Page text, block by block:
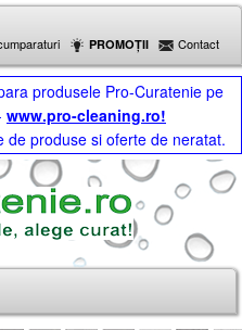
PROMOȚII Contact
produsele Pro-Curatenie pe
www.pro-cleaning.ro!
de produse si oferte de neratat.